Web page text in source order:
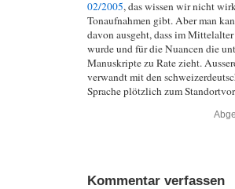
02/2005, das wissen wir nicht
Tonaufnahmen gibt. Aber man
davon ausgeht, dass im
wurde und für die Nuancen die
Manuskripte zu Rate zieht.
verwandt mit den
Sprache plötzlich zum
Kommentar verfassen